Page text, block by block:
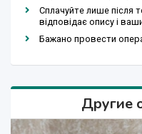
Сплачуйте лише після
відповідає опису і
Бажано провести
Другие